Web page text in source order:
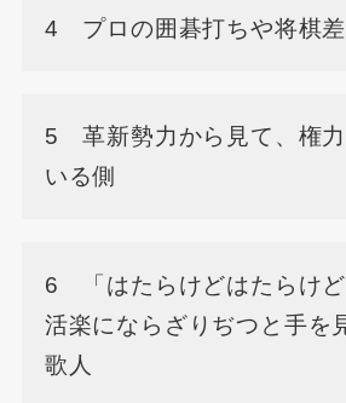
4 プロの囲碁打ちや将棋差
5 革新勢力から見て、権
いる側
6 「はたらけどはたらけ
活楽にならざりぢつと手を
歌人